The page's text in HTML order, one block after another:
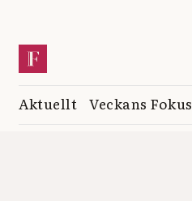
Aktuellt Veckans Fokus